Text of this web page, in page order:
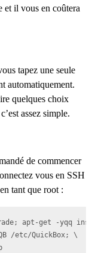
et il vous en coûtera
tapez une seule
automatiquement.
quelques choix
assez simple.
de commencer
vous en SSH
tant que root :
apt-get -yqq
/etc/QuickBox; \